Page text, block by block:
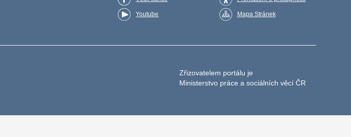
Youtube Mapa Stránek
Zřizovatelem portálu je
Ministerstvo práce a sociálních věcí ČR